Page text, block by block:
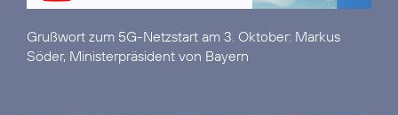
Grußwort zum 5G-Netzstart am 3. Oktober: Markus
Söder, Ministerpräsident von Bayern